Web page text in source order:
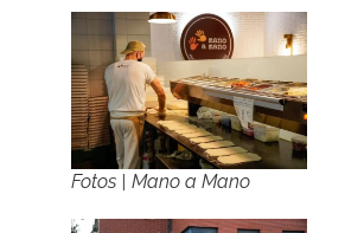
Fotos | Mano a Mano